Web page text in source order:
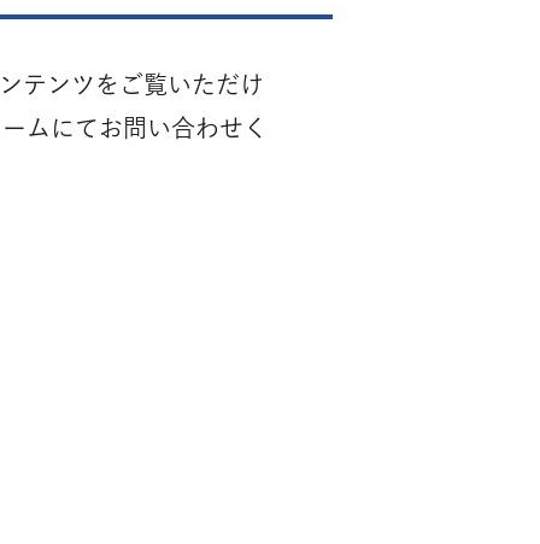
テンツをご覧いただけ
ムにてお問い合わせく